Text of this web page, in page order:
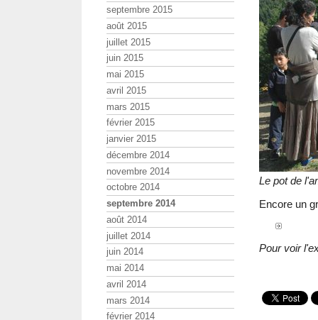
Le pot de
Encore un
Pour voir
septembre 2015
août 2015
juillet 2015
juin 2015
mai 2015
avril 2015
mars 2015
février 2015
janvier 2015
décembre 2014
novembre 2014
octobre 2014
septembre 2014
août 2014
juillet 2014
juin 2014
mai 2014
avril 2014
mars 2014
février 2014